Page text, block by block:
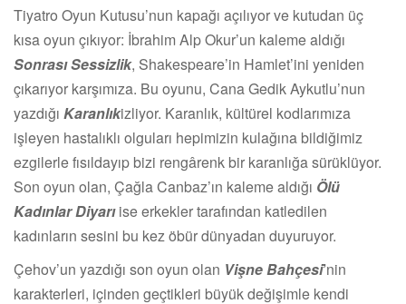
Tiyatro Oyun Kutusu’nun kapağı açılıyor ve kutudan üç
kısa oyun çıkıyor: İbrahim Alp Okur’un kaleme aldığı
Sonrası Sessizlik, Shakespeare’in Hamlet’ini yeniden
çıkarıyor karşımıza. Bu oyunu, Cana Gedik Aykutlu’nun
yazdığı Karanlıkizliyor. Karanlık, kültürel kodlarımıza
işleyen hastalıklı olguları hepimizin kulağına bildiğimiz
ezgilerle fısıldayıp bizi rengârenk bir karanlığa sürüklüyor.
Son oyun olan, Çağla Canbaz’ın kaleme aldığı Ölü
Kadınlar Diyarıise erkekler tarafından katledilen
kadınların sesini bu kez öbür dünyadan duyuruyor.
Çehov’un yazdığı son oyun olan Vişne Bahçesi’nin
karakterleri, içinden geçtikleri büyük değişimle kendi